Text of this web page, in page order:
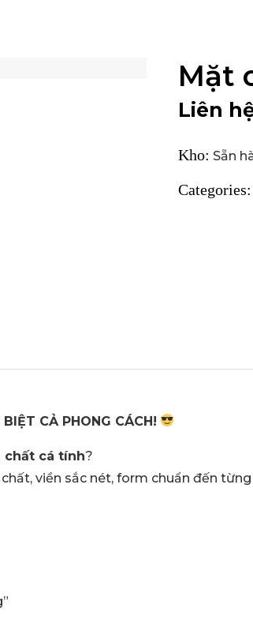
Mặt
Liên
Kho: Sẵn
Categories:
CẢ PHONG CÁCH!
chất cá tính?
viền sắc nét, form chuẩn đến